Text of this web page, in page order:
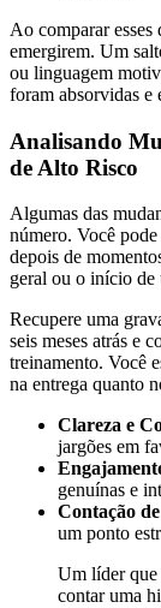
Ao comparar esses
emergirem. Um
ou linguagem
foram absorvidas e
Analisando
de Alto Risco
Algumas das
número. Você
depois de
geral ou o início de
Recupere uma
seis meses atrás e
treinamento. Você
na entrega quanto
Clareza e
jargões em
genuínas e
Contação
um ponto
Um líder que
contar uma